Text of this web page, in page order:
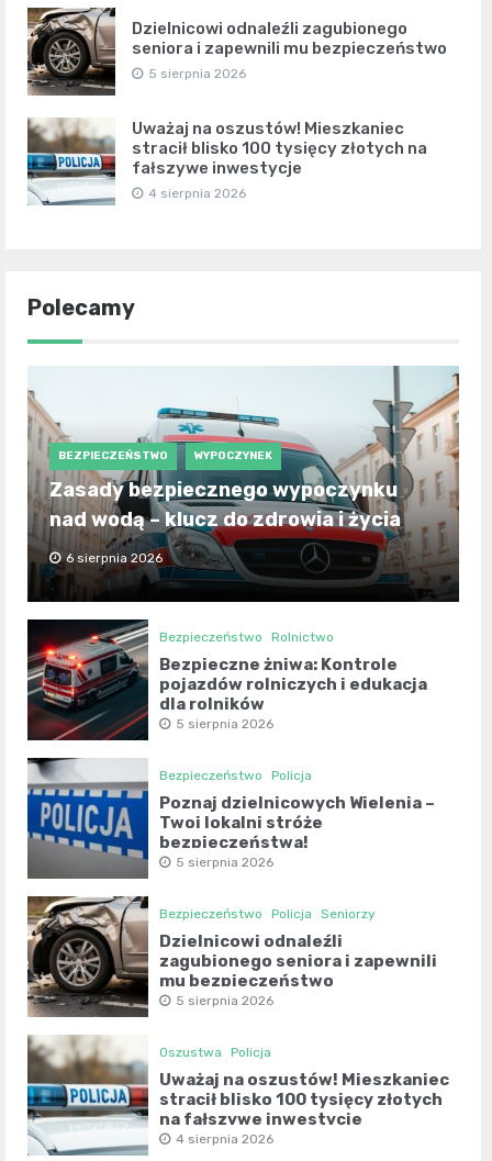
Dzielnicowi odnaleźli zagubionego
seniora i zapewnili mu bezpieczeństwo
5 sierpnia 2026
Uważaj na oszustów! Mieszkaniec
stracił blisko 100 tysięcy złotych na
fałszywe inwestycje
4 sierpnia 2026
Polecamy
BEZPIECZEŃSTWO WYPOCZYNEK
Zasady bezpiecznego wypoczynku
nad wodą – klucz do zdrowia i życia
6 sierpnia 2026
Bezpieczeństwo Rolnictwo
Bezpieczne żniwa: Kontrole
pojazdów rolniczych i edukacja
dla rolników
5 sierpnia 2026
Bezpieczeństwo Policja
Poznaj dzielnicowych Wielenia –
Twoi lokalni stróże
bezpieczeństwa!
5 sierpnia 2026
Bezpieczeństwo Policja Seniorzy
Dzielnicowi odnaleźli
zagubionego seniora i zapewnili
mu bezpieczeństwo
5 sierpnia 2026
Oszustwa Policja
Uważaj na oszustów! Mieszkaniec
stracił blisko 100 tysięcy złotych
na fałszywe inwestycje
4 sierpnia 2026